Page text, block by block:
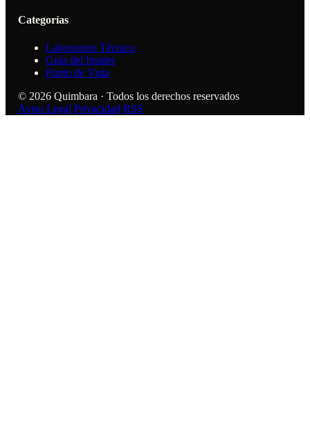
Categorías
Laboratorio Técnico
Guía del Insider
Punto de Vista
© 2026 Quimbara · Todos los derechos reservados
Aviso Legal Privacidad RSS